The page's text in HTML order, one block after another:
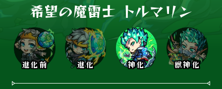
希望の魔雷士 トルマリン
進化前 進化 神化 獣神化